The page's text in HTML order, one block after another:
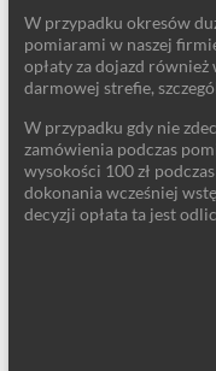
W przypadku okresów
pomiarami w naszej
opłaty za dojazd
darmowej strefie,
W przypadku gdy nie
zamówienia podczas
wysokości 100 zł
dokonania wcześniej
decyzji opłata ta jest